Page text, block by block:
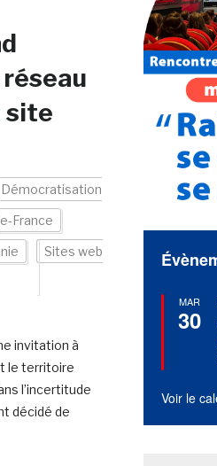
site
Démocratisation
France
Sites web
invitation à
le territoire
l’incertitude
décidé de
MAR
30
Voir le